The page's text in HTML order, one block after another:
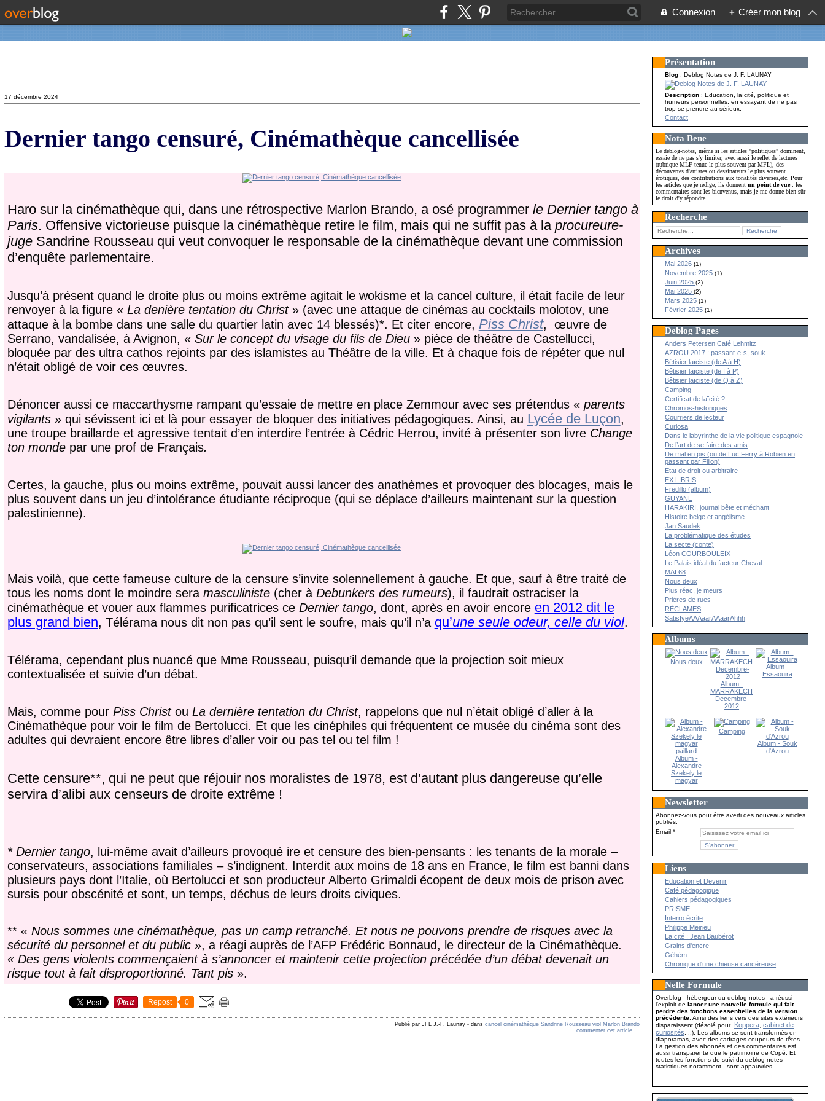
Connexion + Créer mon blog
17 décembre 2024
Dernier tango censuré, Cinémathèque cancellisée
Haro sur la cinémathèque qui, dans une rétrospective Marlon Brando, a osé programmer le Dernier tango à
Paris. Offensive victorieuse puisque la cinémathèque retire le film, mais qui ne suffit pas à la procureure-
jugeSandrine Rousseau qui veut convoquer le responsable de la cinémathèque devant une commission
d’enquête parlementaire.
Jusqu’à présent quand le droite plus ou moins extrême agitait le wokisme et la cancel culture, il était facile de leur
renvoyer à la figure « La denière tentation du Christ» (avec une attaque de cinémas au cocktails molotov, une
attaque à la bombe dans une salle du quartier latin avec 14 blessés)*. Et citer encore, Piss Christ, œuvre de
Serrano, vandalisée, à Avignon, « Sur le concept du visage du fils de Dieu» pièce de théâtre de Castellucci,
bloquée par des ultra cathos rejoints par des islamistes au Théâtre de la ville. Et à chaque fois de répéter que nul
n’était obligé de voir ces œuvres.
Dénoncer aussi ce maccarthysme rampant qu’essaie de mettre en place Zemmour avec ses prétendus « parents
vigilants» qui sévissent ici et là pour essayer de bloquer des initiatives pédagogiques. Ainsi, au Lycée de Luçon,
une troupe braillarde et agressive tentait d’en interdire l’entrée à Cédric Herrou, invité à présenter son livre Change
ton monde par une prof de Français.
Certes, la gauche, plus ou moins extrême, pouvait aussi lancer des anathèmes et provoquer des blocages, mais le
plus souvent dans un jeu d’intolérance étudiante réciproque (qui se déplace d’ailleurs maintenant sur la question
palestinienne).
Mais voilà, que cette fameuse culture de la censure s’invite solennellement à gauche. Et que, sauf à être traité de
tous les noms dont le moindre sera masculiniste(cher à Debunkers des rumeurs), il faudrait ostraciser la
cinémathèque et vouer aux flammes purificatrices ce Dernier tango, dont, après en avoir encore en 2012 dit le
plus grand bien, Télérama nous dit non pas qu’il sent le soufre, mais qu’il n’a qu’une seule odeur, celle du viol.
Télérama, cependant plus nuancé que Mme Rousseau, puisqu’il demande que la projection soit mieux
contextualisée et suivie d’un débat.
Mais, comme pour Piss Christou La dernière tentation du Christ, rappelons que nul n’était obligé d’aller à la
Cinémathèque pour voir le film de Bertolucci. Et que les cinéphiles qui fréquentent ce musée du cinéma sont des
adultes qui devraient encore être libres d’aller voir ou pas tel ou tel film !
Cette censure**, qui ne peut que réjouir nos moralistes de 1978, est d’autant plus dangereuse qu’elle
servira d’alibi aux censeurs de droite extrême !
* Dernier tango, lui-même avait d’ailleurs provoqué ire et censure des bien-pensants : les tenants de la morale –
conservateurs, associations familiales – s’indignent. Interdit aux moins de 18 ans en France, le film est banni dans
plusieurs pays dont l’Italie, où Bertolucci et son producteur Alberto Grimaldi écopent de deux mois de prison avec
sursis pour obscénité et sont, un temps, déchus de leurs droits civiques.
** « Nous sommes une cinémathèque, pas un camp retranché. Et nous ne pouvons prendre de risques avec la
sécurité du personnel et du public», a réagi auprès de l’AFP Frédéric Bonnaud, le directeur de la Cinémathèque.
« Des gens violents commençaient à s’annoncer et maintenir cette projection précédée d’un débat devenait un
risque tout à fait disproportionné. Tant pis ».
Repost 0
Publié par JFL J.-F. Launay -dans cancel cinémathèque Sandrine Rousseau viol Marlon Brando
commenter cet article …
Présentation
Blog : Deblog Notes de J. F. LAUNAY
Description: Education, laïcité, politique et
humeurs personnelles, en essayant de ne pas
trop se prendre au sérieux.
Contact
Nota Bene
Le deblog-notes, même si les articles "politiques" dominent,
essaie de ne pas s'y limiter, avec aussi le reflet de lectures
(rubrique MLF tenue le plus souvent par MFL), des
découvertes d'artistes ou dessinateurs le plus souvent
érotiques, des contributions aux tonalités diverses,etc. Pour
les articles que je rédige, ils donnentun point de vue: les
commentaires sont les bienvenus, mais je me donne bien sûr
le droit d'y répondre.
Recherche
Archives
Mai 2026(1)
Novembre 2025(1)
Juin 2025(2)
Mai 2025(2)
Mars 2025(1)
Février 2025(1)
Deblog Pages
Anders Petersen Café Lehmitz
AZROU 2017 : passant-e-s, souk...
Bêtisier laïciste (de A à H)
Bêtisier laïciste (de I à P)
Bêtisier laïciste (de Q à Z)
Camping
Certificat de laïcité ?
Chromos-historiques
Courriers de lecteur
Curiosa
Dans le labyrinthe de la vie politique espagnole
De l’art de se faire des amis
De mal en pis (ou de Luc Ferry à Robien en
passant par Fillon)
Etat de droit ou arbitraire
EX LIBRIS
Fredillo (album)
GUYANE
HARAKIRI, journal bête et méchant
Histoire belge et angélisme
Jan Saudek
La problématique des études
La secte (conte)
Léon COURBOULEIX
Le Palais idéal du facteur Cheval
MAI 68
Nous deux
Plus réac, je meurs
Prières de rues
RÉCLAMES
SatisfyeAAAaarAAaarAhhh
Albums
Nous deux
Album -
MARRAKECH-
Decembre-
2012
Album -
Essaouira
Album -
Alexandre
Szekely le
magyar
Camping
Album - Souk
d'Azrou
Newsletter
Abonnez-vous pour être averti des nouveaux articles
publiés.
Email
Liens
Education et Devenir
Café pédagogique
Cahiers pédagogiques
PRISME
Interro écrite
Philippe Meirieu
Laïcité : Jean Baubérot
Grains d'encre
Géhèm
Chronique d'une chieuse cancéreuse
Nelle Formule
Overblog - hébergeur du deblog-notes - a réussi
l'exploit delancer une nouvelle formule qui fait
perdre des fonctions essentielles de la version
précédente . Ainsi des liens vers des sites extérieurs
disparaissent (désolé pour Koppera ,cabinet de
curiosités , ..). Les albums se sont transformés en
diaporamas, avec des cadrages coupeurs de têtes.
La gestion des abonnés et des commentaires est
aussi transparente que le patrimoine de Copé. Et
toutes les fonctions de suivi du deblog-notes -
statistiques notamment - sont appauvries.